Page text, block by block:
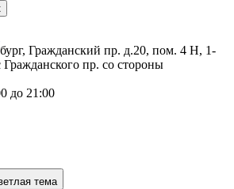
Гражданский пр. д.20, пом. 4 Н, 1-
пр. со стороны
до 21:00
тема